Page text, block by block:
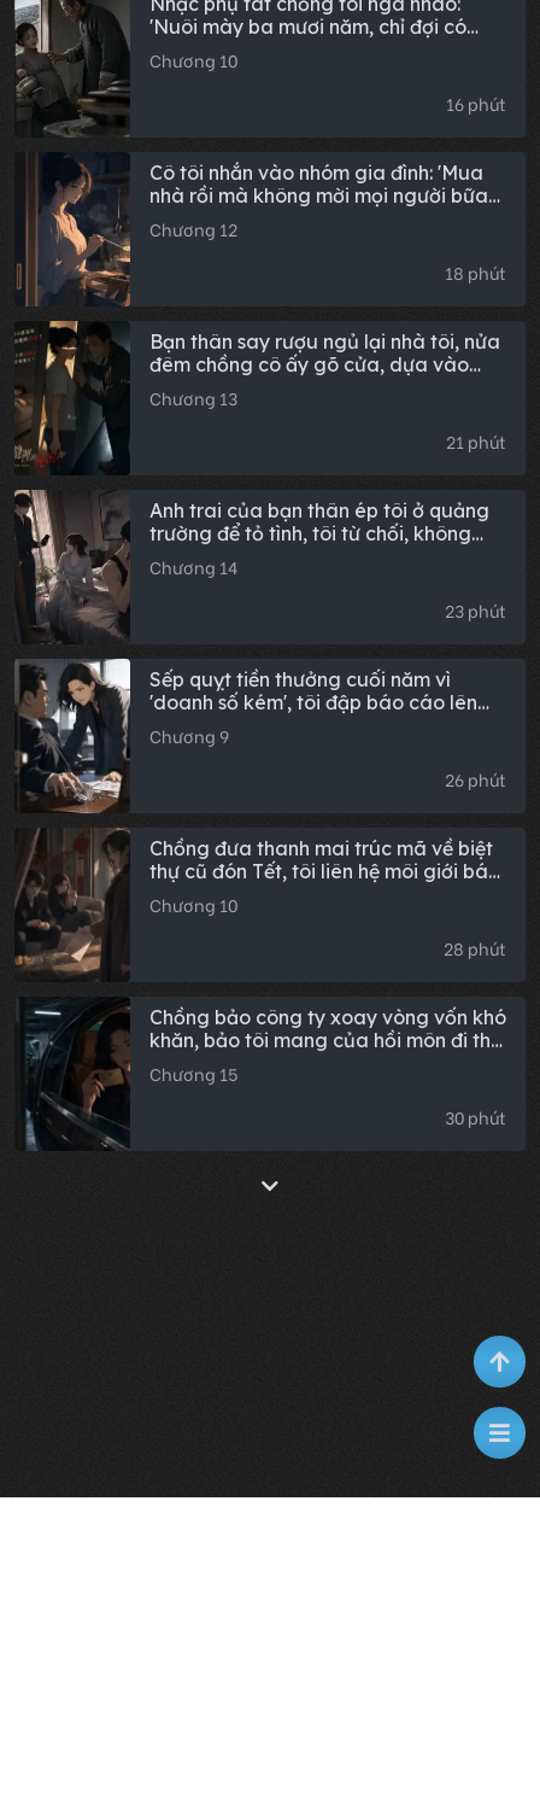
'Nuôi mày ba mươi năm, chỉ đợi có
đứa cháu nối dõi...' Tôi đứng đó, dần
hiểu ra tất cả – chồng không phải con
ruột của ông ấy. Đứa bé trong bụng
tôi, mới chính là con trai ruột của ông
ta.
Chương 10
16 phút
Cô tôi nhắn vào nhóm gia đình: 'Mua
nhà rồi mà không mời mọi người bữa
cơm nào à?', tôi đáp: 'Được thôi, mọi
người cứ liệt kê số tiền mừng cưới đã
gửi trước đi, cháu sẽ làm theo đúng
Chương 12
18 phút
Bạn thân say rượu ngủ lại nhà tôi, nửa
đêm chồng cô ấy gõ cửa, dựa vào
khung cửa cười với tôi: "Cô ấy ngủ rồi,
tôi lại không ngủ được, em trò chuyện
Chương 13
21 phút
Anh trai của bạn thân ép tôi ở quảng
trường để tỏ tình, tôi từ chối, không
ngờ hắn lại sai cô ấy bỏ thuốc mê tôi
sau khi về nhà.
Chương 14
23 phút
Sếp quỵt tiền thưởng cuối năm vì
'doanh số kém', tôi đập báo cáo lên
bàn: 'Doanh số của một mình tôi đã
chiếm một nửa, rốt cuộc là ai kém?'
Chương 9
26 phút
Chồng đưa thanh mai trúc mã về biệt
thự cũ đón Tết, tôi liên hệ môi giới bán
nhà: 'Bán tháo giá rẻ, chỉ cần đuổi hết
kẻ không liên quan ra ngoài!'
Chương 10
28 phút
Chồng bảo công ty xoay vòng vốn khó
khăn, bảo tôi mang của hồi môn đi thế
chấp, ai ngờ hôm sau tôi phát hiện
trong xe anh ta có bộ gậy golf mới
toanh cùng chiếc thẻ hội viên vàng.
Chương 15
30 phút